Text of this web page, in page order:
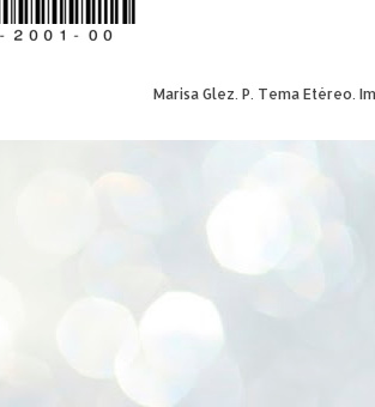
Marisa Glez. P. Tema Etéreo.